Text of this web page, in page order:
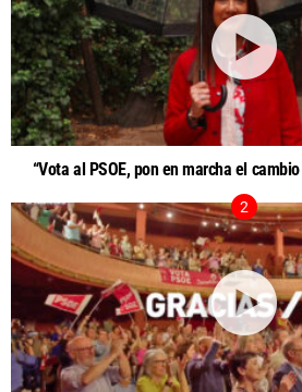
“Vota al PSOE, pon en marcha el